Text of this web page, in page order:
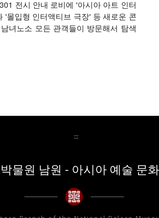
전시 안내 로비에 '아시아 아트 인터
'몰입형 인터액티브 극장' 등 새로운 콘
녀노소 모든 관객들이 방문해서 탐색
:::
물원 남원 - 아시아 예술 문